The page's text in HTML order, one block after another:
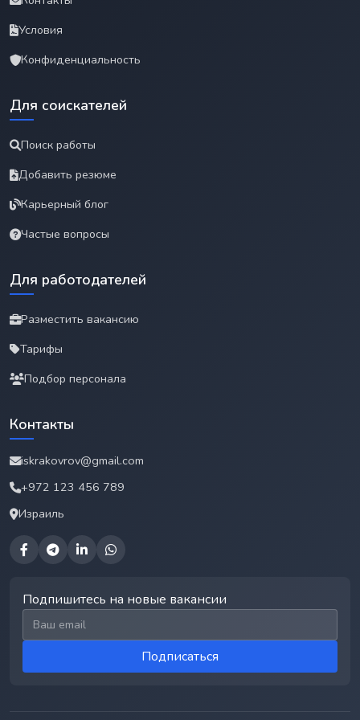
Условия
Конфиденциальность
Для соискателей
Поиск работы
Добавить резюме
Карьерный блог
Частые вопросы
Для работодателей
Разместить вакансию
Тарифы
Подбор персонала
Контакты
iskrakovrov@gmail.com
+972 123 456 789
Израиль
Подпишитесь на новые вакансии
Email для подписки
Подписаться